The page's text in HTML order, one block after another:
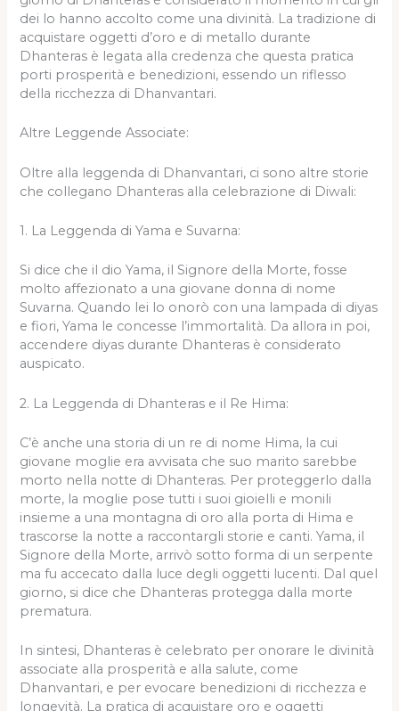
dei lo hanno accolto come una divinità. La tradizione di
acquistare oggetti d’oro e di metallo durante
Dhanteras è legata alla credenza che questa pratica
porti prosperità e benedizioni, essendo un riflesso
della ricchezza di Dhanvantari.
Altre Leggende Associate:
Oltre alla leggenda di Dhanvantari, ci sono altre storie
che collegano Dhanteras alla celebrazione di Diwali:
1. La Leggenda di Yama e Suvarna:
Si dice che il dio Yama, il Signore della Morte, fosse
molto affezionato a una giovane donna di nome
Suvarna. Quando lei lo onorò con una lampada di diyas
e fiori, Yama le concesse l’immortalità. Da allora in poi,
accendere diyas durante Dhanteras è considerato
auspicato.
2. La Leggenda di Dhanteras e il Re Hima:
C’è anche una storia di un re di nome Hima, la cui
giovane moglie era avvisata che suo marito sarebbe
morto nella notte di Dhanteras. Per proteggerlo dalla
morte, la moglie pose tutti i suoi gioielli e monili
insieme a una montagna di oro alla porta di Hima e
trascorse la notte a raccontargli storie e canti. Yama, il
Signore della Morte, arrivò sotto forma di un serpente
ma fu accecato dalla luce degli oggetti lucenti. Dal quel
giorno, si dice che Dhanteras protegga dalla morte
prematura.
In sintesi, Dhanteras è celebrato per onorare le divinità
associate alla prosperità e alla salute, come
Dhanvantari, e per evocare benedizioni di ricchezza e
longevità. La pratica di acquistare oro e oggetti